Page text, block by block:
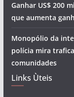
Ganhar US$ 200
que aumenta
Monopólio da
polícia mira
comunidades
Links Ùteis